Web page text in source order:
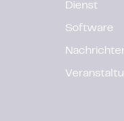
Dienst
Software